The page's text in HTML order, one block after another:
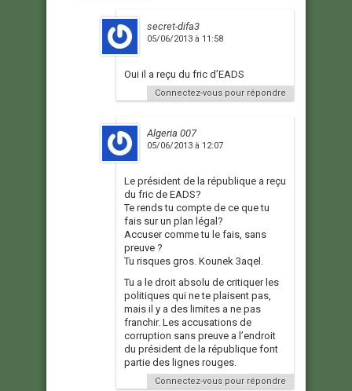
secret-difa3
05/06/2013 à 11:58
Oui il a reçu du fric d’EADS
Connectez-vous pour répondre
Algeria 007
05/06/2013 à 12:07
Le président de la république a reçu
du fric de EADS?
Te rends tu compte de ce que tu
fais sur un plan légal?
Accuser comme tu le fais, sans
preuve ?
Tu risques gros. Kounek 3aqel.
Tu a le droit absolu de critiquer les
politiques qui ne te plaisent pas,
mais il y a des limites a ne pas
franchir. Les accusations de
corruption sans preuve a l’endroit
du président de la république font
partie des lignes rouges.
Connectez-vous pour répondre